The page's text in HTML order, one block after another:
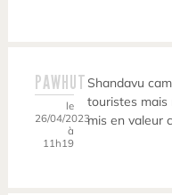
PAWHUT
le
26/04/2023
à
11h19
Shandavu
touristes mais
mis en valeur